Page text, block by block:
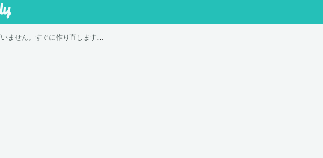
「大変申し訳ございません。すぐに作り直します。」は英語で "We're so sorry about that. We'll make you a new one right away."